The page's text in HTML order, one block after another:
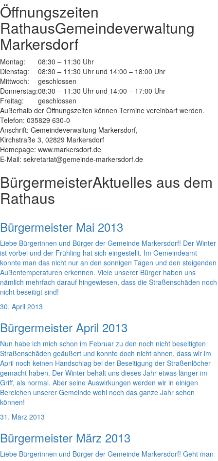
Öffnungszeiten
RathausGemeindeverwaltung
Markersdorf
Montag:
08:30 – 11:30 Uhr
Dienstag:
08:30 – 11:30 Uhr und 14:00 – 18:00 Uhr
Mittwoch:
geschlossen
Donnerstag:08:30 – 11:30 Uhr und 14:00 – 17:00 Uhr
Freitag:
geschlossen
Außerhalb der Öffnungszeiten können Termine vereinbart werden.
Telefon: 035829 630-0
Anschrift: Gemeindeverwaltung Markersdorf,
Kirchstraße 3, 02829 Markersdorf
Homepage: www.markersdorf.de
E-Mail: sekretariat@gemeinde-markersdorf.de
BürgermeisterAktuelles aus dem
Rathaus
Bürgermeister Mai 2013
Liebe Bürgerinnen und Bürger der Gemeinde Markersdorf! Der Winter
ist vorbei und der Frühling hat sich eingestellt. Im Gemeindeamt
konnte man das nicht nur an den sonnigen Tagen und den steigenden
Außentemperaturen erkennen. Viele unserer Bürger haben uns
nämlich mehrfach darauf hingewiesen, dass die Straßenschäden noch
nicht beseitigt sind!
30. April 2013
Bürgermeister April 2013
Nun habe ich mich schon im Februar zu den noch nicht beseitigten
Straßenschäden geäußert und konnte doch nicht ahnen, dass wir im
April noch keinen Handschlag bei der Beseitigung der Straßenlöcher
gemacht haben. Der Winter behält uns dieses Jahr etwas länger im
Griff, als normal. Aber seine Auswirkungen werden wir in einigen
Bereichen unserer Gemeinde wohl noch das ganze Jahr sehen
können!
31. März 2013
Bürgermeister März 2013
Liebe Bürgerinnen und Bürger der Gemeinde Markersdorf! Geht man